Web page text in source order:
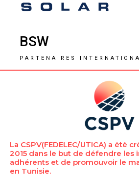
BSW
PARTENAIRES
La CSPV(FEDELEC/UTICA) a été
2015 dans le but de défendre les
adhérents et de promouvoir le
en Tunisie.